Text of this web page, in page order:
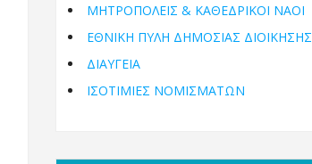
ΜΗΤΡΟΠΌΛΕΙΣ & ΚΑΘΕΔΡΙΚΟΊ ΝΑΟΊ
ΕΘΝΙΚΉ ΠΎΛΗ ΔΗΜΌΣΙΑΣ ΔΙΟΊΚΗΣΗΣ
ΔΙΑΥΓΕΙΑ
ΙΣΟΤΙΜΙΕΣ ΝΟΜΙΣΜΑΤΩΝ